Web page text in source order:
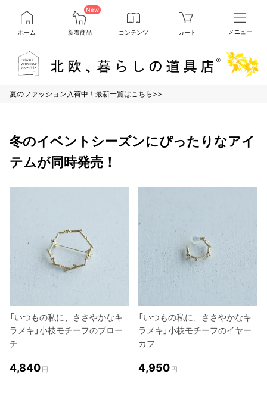
ホーム
New
新着商品 コンテンツ カート メニュー
夏のファッション入荷中！最新一覧はこちら>>
冬のイベントシーズンにぴったりなアイ
テムが同時発売！
「いつもの私に、ささやかなキ
ラメキ」小枝モチーフのブロー
チ
4,840 円
「いつもの私に、ささやかなキ
ラメキ」小枝モチーフのイヤー
カフ
4,950 円